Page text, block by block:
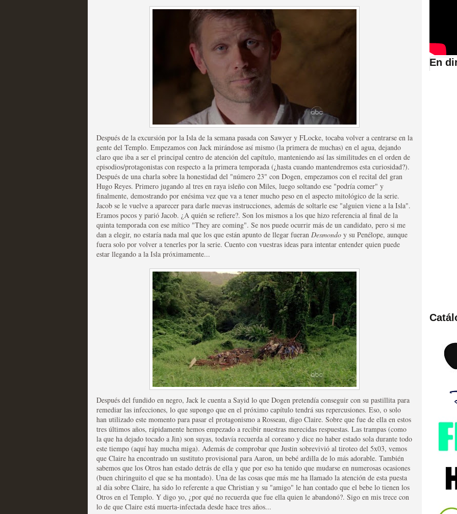
Mi experiencia como usuario de HBO España
The Get Down o cómo acabar siendo una de las
series más caras de la historia
MOLTISANTI
Recomendación de la semana
Fin de ciclo para las series de viajes en el tiempo
Recomendación de la semana
Taboo es otra miniserie británica que no es
miniserie
MOLTISANTI
Recomendación de la semana
Después de la excursión por la Isla de la semana pasada con Sawyer y FLocke, tocaba volver a centrarse en la
gente del Templo. Empezamos con Jack mirándose así mismo (la primera de muchas) en el agua, dejando
claro que iba a ser el principal centro de atención del capítulo, manteniendo así las similitudes en el orden de
episodios/protagonistas con respecto a la primera temporada (¿hasta cuando mantendremos esta curiosidad?).
Después de una charla sobre la honestidad del "número 23" con Dogen, empezamos con el recital del gran
Hugo Reyes. Primero jugando al tres en raya isleño con Miles, luego soltando ese "podría comer" y
finalmente, demostrando por enésima vez que va a tener mucho peso en el aspecto mitológico de la serie.
Jacob se le vuelve a aparecer para darle nuevas instrucciones, además de soltarle ese "alguien viene a la Isla".
Eramos pocos y parió Jacob. ¿A quién se refiere?. Son los mismos a los que hizo referencia al final de la
quinta temporada con ese mítico "They are coming". Se nos puede ocurrir más de un candidato, pero si me
dan a elegir, no estaría nada mal que los que están apunto de llegar fueran Desmondo y su Penélope, aunque
fuera solo por volver a tenerles por la serie. Cuento con vuestras ideas para intentar entender quien puede
estar llegando a la Isla próximamente...
Después del fundido en negro, Jack le cuenta a Sayid lo que Dogen pretendía conseguir con su pastillita para
remediar las infecciones, lo que supongo que en el próximo capítulo tendrá sus repercusiones. Eso, o solo
han utilizado este momento para pasar el protagonismo a Rosseau, digo Claire. Sobre que fue de ella en estos
tres últimos años, rápidamente hemos empezado a recibir nuestras merecidas respuestas. Las trampas (como
la que ha dejado tocado a Jin) son suyas, todavía recuerda al coreano y dice no haber estado sola durante todo
este tiempo (aquí hay mucha miga). Además de comprobar que Justin sobrevivió al tiroteo del 5x03, vemos
que Claire ha encontrado un sustituto provisional para Aaron, un bebé ardilla de lo más adorable. También
sabemos que los Otros han estado detrás de ella y que por eso ha tenido que mudarse en numerosas ocasiones
(buen chiringuito el que se ha montado). Una de las cosas que más me ha llamado la atención de esta puesta
al día sobre Claire, ha sido lo referente a que Christian y su "amigo" le han contado que el bebe lo tienen los
Otros en el Templo. Y digo yo, ¿por qué no recuerda que fue ella quien le abandonó?. Sigo en mis trece con
lo de que Claire está muerta-infectada desde hace tres años...
En